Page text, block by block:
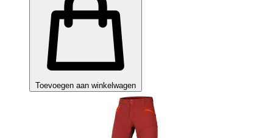
Toevoegen aan winkelwagen